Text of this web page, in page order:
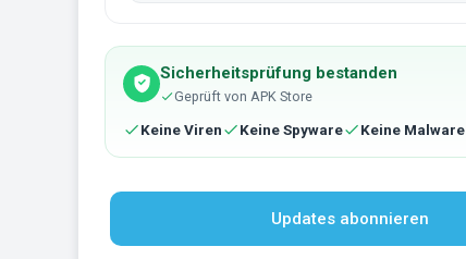
Sicherheitsprüfung bestanden
Geprüft von APK Store
Keine Viren Keine Spyware Keine Malware
Updates abonnieren